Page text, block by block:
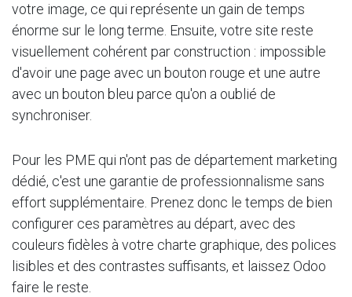
votre image, ce qui représente un gain de temps
énorme sur le long terme. Ensuite, votre site reste
visuellement cohérent par construction : impossible
d'avoir une page avec un bouton rouge et une autre
avec un bouton bleu parce qu'on a oublié de
synchroniser.
Pour les PME qui n'ont pas de département marketing
dédié, c'est une garantie de professionnalisme sans
effort supplémentaire. Prenez donc le temps de bien
configurer ces paramètres au départ, avec des
couleurs fidèles à votre charte graphique, des polices
lisibles et des contrastes suffisants, et laissez Odoo
faire le reste.